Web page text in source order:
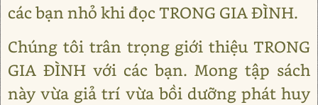
các bạn nhỏ khi đọc TRONG GIA ĐÌNH.
Chúng tôi trân trọng giới thiệu TRONG
GIA ĐÌNH với các bạn. Mong tập sách
này vừa giả trí vừa bồi dưỡng phát huy